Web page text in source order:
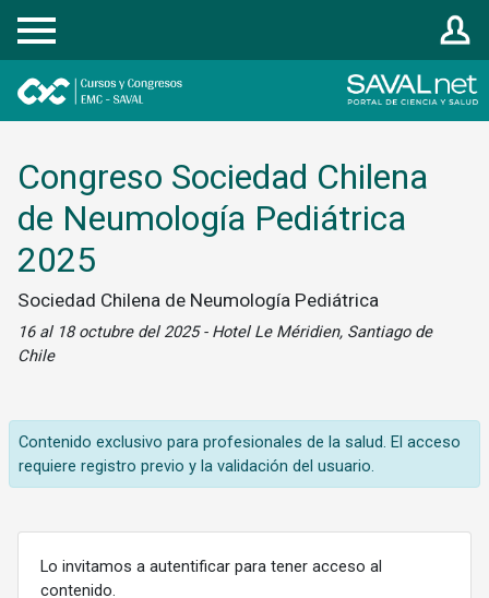
Registrarse
Congreso Sociedad Chilena
de Neumología Pediátrica
2025
Sociedad Chilena de Neumología Pediátrica
16 al 18 octubre del 2025 - Hotel Le Méridien, Santiago de
Chile
Contenido exclusivo para profesionales de la salud. El acceso
requiere registro previo y la validación del usuario.
Lo invitamos a autentificar para tener acceso al
contenido.